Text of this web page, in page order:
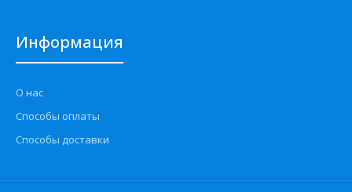
Информация
О нас
Способы оплаты
Способы доставки